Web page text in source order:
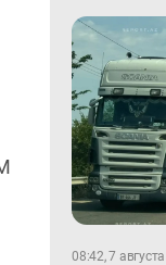
08:42, 7